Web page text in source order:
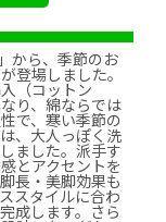
から、季節のお
登場しました。
（コットン
り、綿ならでは
で、寒い季節の
、大人っぽく洗
ました。派手す
とアクセントを
長・美脚効果も
スタイルに合わ
成します。さら